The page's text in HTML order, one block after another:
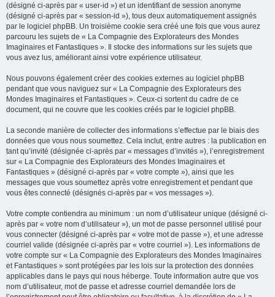
(désigné ci-après par « user-id ») et un identifiant de session anonyme
(désigné ci-après par « session-id »), tous deux automatiquement assignés
par le logiciel phpBB. Un troisième cookie sera créé une fois que vous aurez
parcouru les sujets de « La Compagnie des Explorateurs des Mondes
Imaginaires et Fantastiques ». Il stocke des informations sur les sujets que
vous avez lus, améliorant ainsi votre expérience utilisateur.
Nous pouvons également créer des cookies externes au logiciel phpBB
pendant que vous naviguez sur « La Compagnie des Explorateurs des
Mondes Imaginaires et Fantastiques ». Ceux-ci sortent du cadre de ce
document, qui ne couvre que les cookies créés par le logiciel phpBB.
La seconde manière de collecter des informations s’effectue par le biais des
données que vous nous soumettez. Cela inclut, entre autres : la publication en
tant qu’invité (désignée ci-après par « messages d’invités »), l’enregistrement
sur « La Compagnie des Explorateurs des Mondes Imaginaires et
Fantastiques » (désigné ci-après par « votre compte »), ainsi que les
messages que vous soumettez après votre enregistrement et pendant que
vous êtes connecté (désignés ci-après par « vos messages »).
Votre compte contiendra au minimum : un nom d’utilisateur unique (désigné ci-
après par « votre nom d’utilisateur »), un mot de passe personnel utilisé pour
vous connecter (désigné ci-après par « votre mot de passe »), et une adresse
courriel valide (désignée ci-après par « votre courriel »). Les informations de
votre compte sur « La Compagnie des Explorateurs des Mondes Imaginaires
et Fantastiques » sont protégées par les lois sur la protection des données
applicables dans le pays qui nous héberge. Toute information autre que vos
nom d’utilisateur, mot de passe et adresse courriel demandée lors de